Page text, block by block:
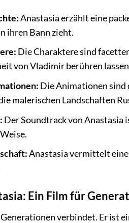
Anastasia erzählt eine
ihren Bann zieht.
Die Charaktere sind
von Vladimir berühren
Die Animationen sind
malerischen Landschaften
Der Soundtrack von Anastasia
Anastasia vermittelt
Ein Film für
verbindet. Er ist